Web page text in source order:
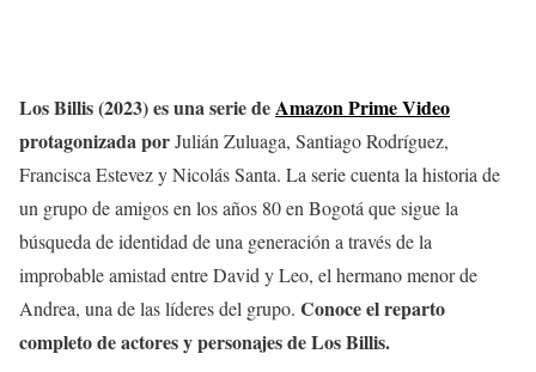
Los Billis (2023) es una serie deAmazon Prime Video
protagonizada porJulián Zuluaga, Santiago Rodríguez,
Francisca Estevez y Nicolás Santa. La serie cuenta la historia de
un grupo de amigos en los años 80 en Bogotá que sigue la
búsqueda de identidad de una generación a través de la
improbable amistad entre David y Leo, el hermano menor de
Andrea, una de las líderes del grupo. Conoce el reparto
completo de actores y personajes de Los Billis.